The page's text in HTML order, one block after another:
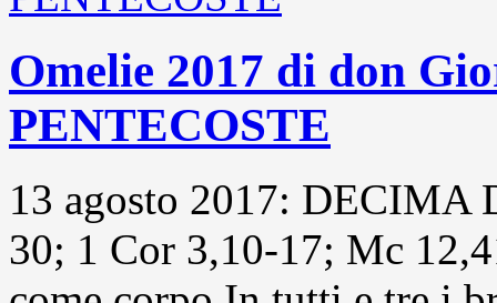
Omelie 2017 di don
PENTECOSTE
13 agosto 2017: DECIMA
30; 1 Cor 3,10-17; Mc